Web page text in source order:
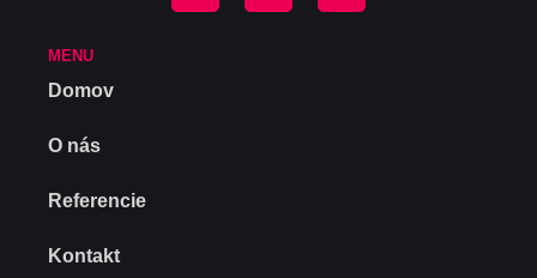
MENU
Domov
O nás
Referencie
Kontakt